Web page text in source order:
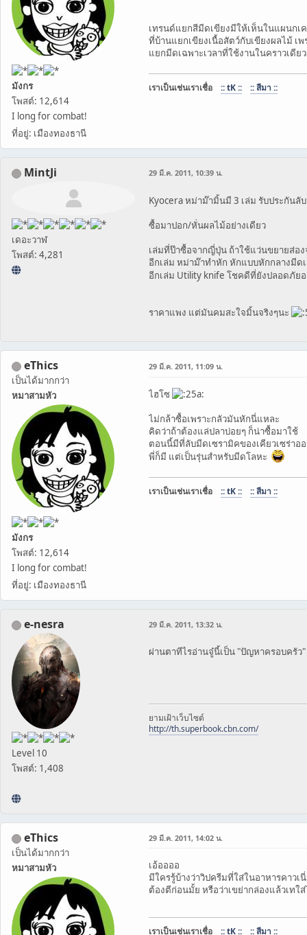
มังกร
โพสต์: 12,614
I long for combat!
ที่อยู่: เมืองทองธานี
เทรนด์แยกสีมีดเขียงมีให้เห็นในแผนกเ
ที่บ้านแยกเขียงเนื้อสัตว์กับเขียงผลไม้ เพ
แยกมีดเฉพาะเวลาที่ใช้งานในคราวเดีย
เราเป็นเช่นเราเชื่อ :: tK :: :: สีมา ::
MintJi
เดอะวาฬ
โพสต์: 4,281
29 มี.ค. 2011, 10:39 น.
Kyocera หม่าม๊ามิ้นมี 3 เล่ม รับประกันลั
ซื้อมาปอก/หั่นผลไม้อย่างเดียว
เล่มที่ป๊าซื้อจากญี่ปุ่น ถ้าใช้แว่นขยายส่อ
อีกเล่ม หม่าม๊าทำหัก หักแบบหักกลางมีด
อีกเล่ม Utility knife โชคดีที่ยังปลอดภัย
ราคาแพง แต่มันคมสะใจมิ้นจริงๆนะ
eThics
เป็นได้มากกว่า
หมาสามหัว
มังกร
โพสต์: 12,614
I long for combat!
ที่อยู่: เมืองทองธานี
29 มี.ค. 2011, 11:09 น.
ไฮโซ
ไม่กล้าซื้อเพราะกลัวมันหักนี่แหละ
คิดว่าถ้าต้องแล่ปลาบ่อยๆ ก็น่าซื้อมาใช้
ตอนนี้มีที่ลับมีดเซรามิคของเคียวเซร่าอ
พี่ก็มี แต่เป็นรุ่นสำหรับมีดโลหะ
เราเป็นเช่นเราเชื่อ :: tK :: :: สีมา ::
e-nesra
Level 10
โพสต์: 1,408
29 มี.ค. 2011, 13:32 น.
ผ่านตาทีไรอ่านจู๋นี้เป็น "ปัญหาครอบครัว"
ยามเฝ้าเว็บไซต์
http://th.superbook.cbn.com/
eThics
เป็นได้มากกว่า
หมาสามหัว
29 มี.ค. 2011, 14:02 น.
เอ้ออออ
มีใครรู้บ้างว่าวิปครีมที่ใส่ในอาหารคาวเ
ต้องตีก่อนมั้ย หรือว่าเขย่ากล่องแล้วเทใส่
เราเป็นเช่นเราเชื่อ :: tK :: :: สีมา ::